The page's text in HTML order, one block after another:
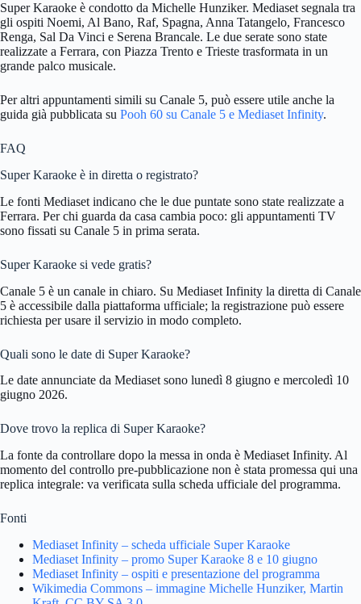
Super Karaoke è condotto da Michelle Hunziker. Mediaset segnala tra
gli ospiti Noemi, Al Bano, Raf, Spagna, Anna Tatangelo, Francesco
Renga, Sal Da Vinci e Serena Brancale. Le due serate sono state
realizzate a Ferrara, con Piazza Trento e Trieste trasformata in un
grande palco musicale.
Per altri appuntamenti simili su Canale 5, può essere utile anche la
guida già pubblicata su Pooh 60 su Canale 5 e Mediaset Infinity.
FAQ
Super Karaoke è in diretta o registrato?
Le fonti Mediaset indicano che le due puntate sono state realizzate a
Ferrara. Per chi guarda da casa cambia poco: gli appuntamenti TV
sono fissati su Canale 5 in prima serata.
Super Karaoke si vede gratis?
Canale 5 è un canale in chiaro. Su Mediaset Infinity la diretta di Canale
5 è accessibile dalla piattaforma ufficiale; la registrazione può essere
richiesta per usare il servizio in modo completo.
Quali sono le date di Super Karaoke?
Le date annunciate da Mediaset sono lunedì 8 giugno e mercoledì 10
giugno 2026.
Dove trovo la replica di Super Karaoke?
La fonte da controllare dopo la messa in onda è Mediaset Infinity. Al
momento del controllo pre-pubblicazione non è stata promessa qui una
replica integrale: va verificata sulla scheda ufficiale del programma.
Fonti
Mediaset Infinity – scheda ufficiale Super Karaoke
Mediaset Infinity – promo Super Karaoke 8 e 10 giugno
Mediaset Infinity – ospiti e presentazione del programma
Wikimedia Commons – immagine Michelle Hunziker, Martin